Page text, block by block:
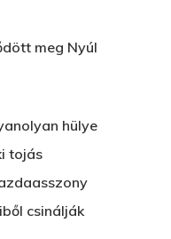
meg Nyúl
hülye
tojás
csinálják